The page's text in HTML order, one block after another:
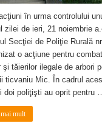
în urma controlului
zilei de ieri, 21 noiembrie
Secţiei de Poliţie Rurală
o acţiune pentru
şi tăierilor ilegale de arbori
ticvaniu Mic. În cadrul
doi poliţişti au oprit pentru
mult